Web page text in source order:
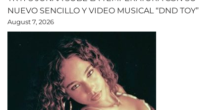
NUEVO SENCILLO Y VIDEO MUSICAL “DND TOY”
August 7, 2026